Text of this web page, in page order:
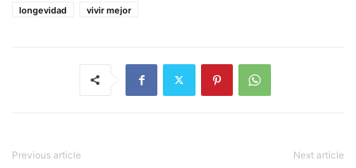
longevidad
vivir mejor
Previous article Next article